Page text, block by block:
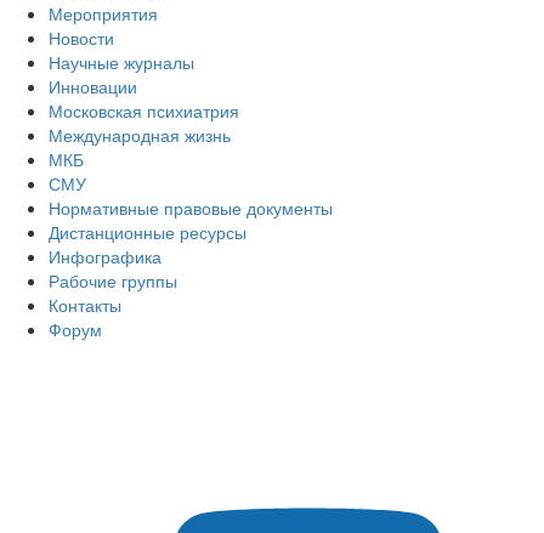
Мероприятия
Новости
Научные журналы
Инновации
Московская психиатрия
Международная жизнь
МКБ
СМУ
Нормативные правовые документы
Дистанционные ресурсы
Инфографика
Рабочие группы
Контакты
Форум